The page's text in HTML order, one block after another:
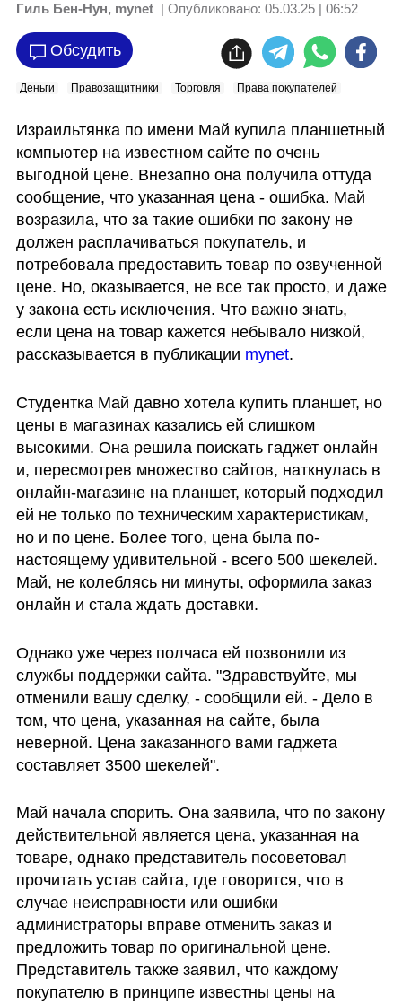
Гиль Бен-Нун, mynet | Опубликовано: 05.03.25 | 06:52
Обсудить
Деньги Правозащитники Торговля Права покупателей
Израильтянка по имени Май купила планшетный
компьютер на известном сайте по очень
выгодной цене. Внезапно она получила оттуда
сообщение, что указанная цена - ошибка. Май
возразила, что за такие ошибки по закону не
должен расплачиваться покупатель, и
потребовала предоставить товар по озвученной
цене. Но, оказывается, не все так просто, и даже
у закона есть исключения. Что важно знать,
если цена на товар кажется небывало низкой,
рассказывается в публикации mynet.
Студентка Май давно хотела купить планшет, но
цены в магазинах казались ей слишком
высокими. Она решила поискать гаджет онлайн
и, пересмотрев множество сайтов, наткнулась в
онлайн-магазине на планшет, который подходил
ей не только по техническим характеристикам,
но и по цене. Более того, цена была по-
настоящему удивительной - всего 500 шекелей.
Май, не колеблясь ни минуты, оформила заказ
онлайн и стала ждать доставки.
Однако уже через полчаса ей позвонили из
службы поддержки сайта. "Здравствуйте, мы
отменили вашу сделку, - сообщили ей. - Дело в
том, что цена, указанная на сайте, была
неверной. Цена заказанного вами гаджета
составляет 3500 шекелей".
Май начала спорить. Она заявила, что по закону
действительной является цена, указанная на
товаре, однако представитель посоветовал
прочитать устав сайта, где говорится, что в
случае неисправности или ошибки
администраторы вправе отменить заказ и
предложить товар по оригинальной цене.
Представитель также заявил, что каждому
покупателю в принципе известны цены на